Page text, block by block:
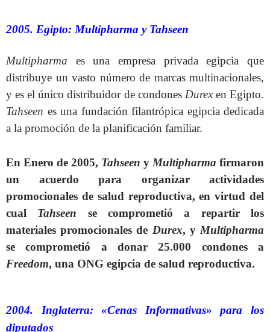
2005. Egipto: Multipharma y Tahseen
Multipharma es una empresa privada egipcia que
distribuye un vasto número de marcas multinacionales,
y es el único distribuidor de condones Durexen Egipto.
Tahseen es una fundación filantrópica egipcia dedicada
a la promoción de la planificación familiar.
En Enero de 2005, Tahseen y Multipharma firmaron
un acuerdo para organizar actividades
promocionales de salud reproductiva, en virtud del
cual Tahseen se comprometió a repartir los
materiales promocionales de Durex, y Multipharma
se comprometió a donar 25.000 condones a
Freedom, una ONG egipcia de salud reproductiva.
2004. Inglaterra: «Cenas Informativas» para los
diputados